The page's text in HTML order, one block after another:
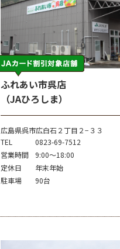
ふれあい市呉店
（JAひろしま）
広島県呉市広白石２丁目２−３３
TEL
0823-69-7512
営業時間
9:00～18:00
定休日
年末年始
駐車場
90台